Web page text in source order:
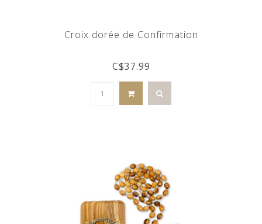
Croix dorée de Confirmation
C$37.99